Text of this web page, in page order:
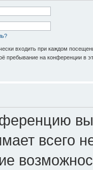
входить при каждом
пребывание на конференции в
всего